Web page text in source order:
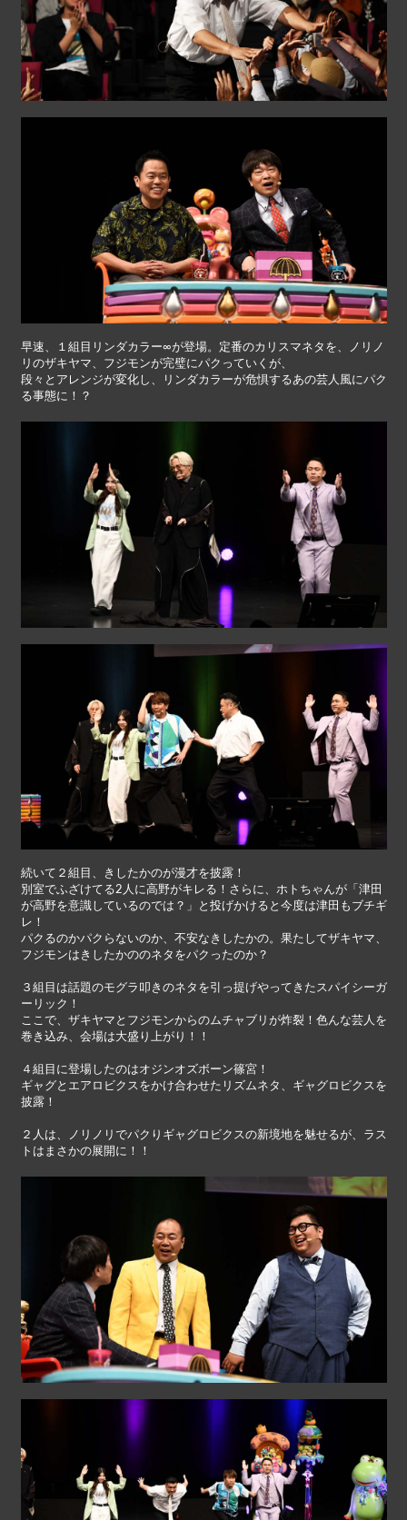
早速、１組目リンダカラー∞が登場。定番のカリスマネタを、ノリノ
リのザキヤマ、フジモンが完璧にパクっていくが、
段々とアレンジが変化し、リンダカラーが危惧するあの芸人風にパク
る事態に！？
続いて２組目、きしたかのが漫才を披露！
別室でふざけてる2人に高野がキレる！さらに、ホトちゃんが「津田
が高野を意識しているのでは？」と投げかけると今度は津田もブチギ
レ！
パクるのかパクらないのか、不安なきしたかの。果たしてザキヤマ、
フジモンはきしたかののネタをパクったのか？
３組目は話題のモグラ叩きのネタを引っ提げやってきたスパイシーガ
ーリック！
ここで、ザキヤマとフジモンからのムチャブリが炸裂！色んな芸人を
巻き込み、会場は大盛り上がり！！
４組目に登場したのはオジンオズボーン篠宮！
ギャグとエアロビクスをかけ合わせたリズムネタ、ギャグロビクスを
披露！
２人は、ノリノリでパクりギャグロビクスの新境地を魅せるが、ラス
トはまさかの展開に！！